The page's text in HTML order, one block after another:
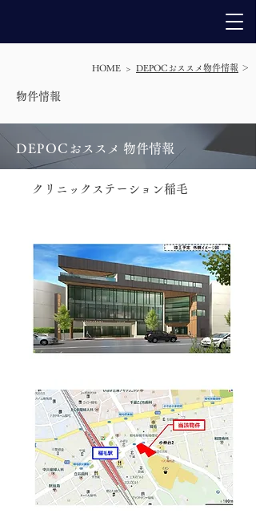
HOME > DEPOCおススメ物件情報 ＞
​物件情報
DEPOC おススメ 物件情報
クリニックステーション稲毛